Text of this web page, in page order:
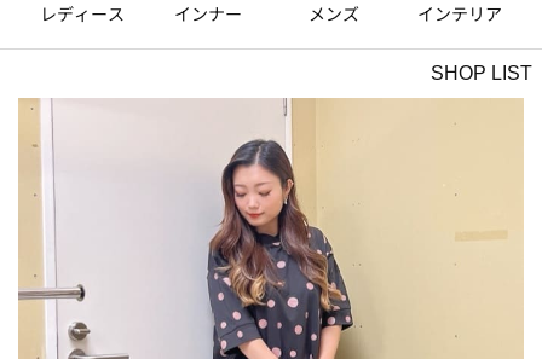
レディース インナー メンズ インテリア
SHOP LIST